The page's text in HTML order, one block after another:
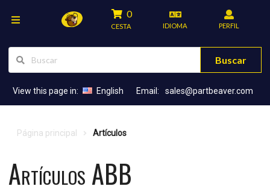
0
CESTA IDIOMA PERFIL
Buscar
View this page in: English Email: sales@partbeaver.com
Página principal Artículos
Artículos ABB